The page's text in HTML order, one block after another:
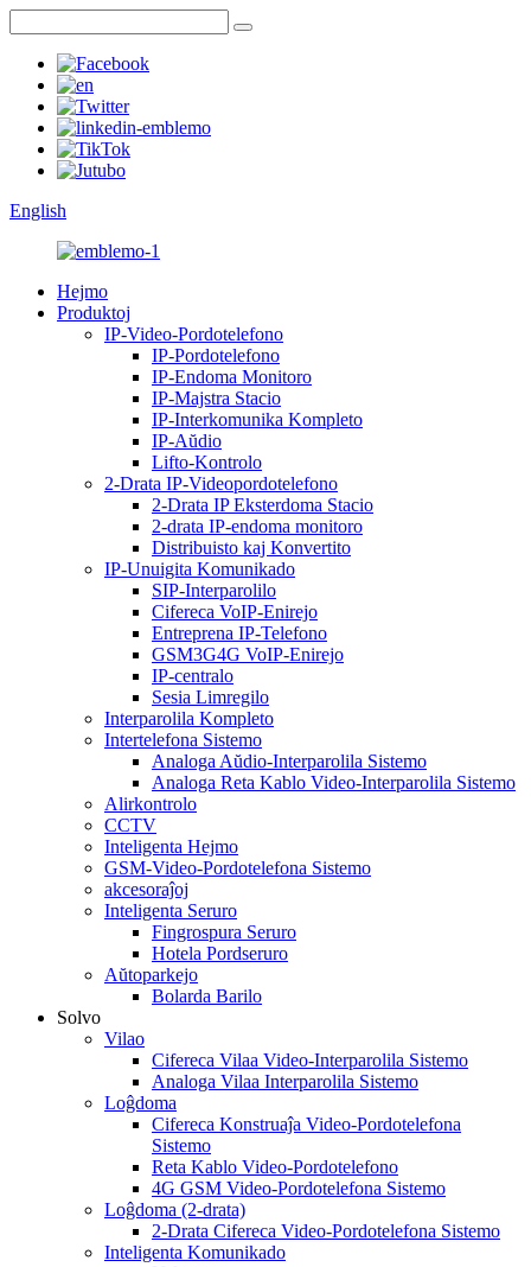
English
Hejmo
Produktoj
IP-Video-Pordotelefono
IP-Pordotelefono
IP-Endoma Monitoro
IP-Majstra Stacio
IP-Interkomunika Kompleto
IP-Aŭdio
Lifto-Kontrolo
2-Drata IP-Videopordotelefono
2-Drata IP Eksterdoma Stacio
2-drata IP-endoma monitoro
Distribuisto kaj Konvertito
IP-Unuigita Komunikado
SIP-Interparolilo
Cifereca VoIP-Enirejo
Entreprena IP-Telefono
GSM3G4G VoIP-Enirejo
IP-centralo
Sesia Limregilo
Interparolila Kompleto
Intertelefona Sistemo
Analoga Aŭdio-Interparolila Sistemo
Analoga Reta Kablo Video-Interparolila Sistemo
Alirkontrolo
CCTV
Inteligenta Hejmo
GSM-Video-Pordotelefona Sistemo
akcesoraĵoj
Inteligenta Seruro
Fingrospura Seruro
Hotela Pordseruro
Aŭtoparkejo
Bolarda Barilo
Solvo
Vilao
Cifereca Vilaa Video-Interparolila Sistemo
Analoga Vilaa Interparolila Sistemo
Loĝdoma
Cifereca Konstruaĵa Video-Pordotelefona
Sistemo
Reta Kablo Video-Pordotelefono
4G GSM Video-Pordotelefona Sistemo
Loĝdoma (2-drata)
2-Drata Cifereca Video-Pordotelefona Sistemo
Inteligenta Komunikado